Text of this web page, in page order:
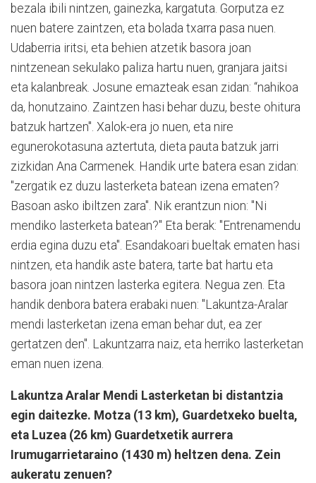
bezala ibili nintzen, gainezka, kargatuta. Gorputza ez
nuen batere zaintzen, eta bolada txarra pasa nuen.
Udaberria iritsi, eta behien atzetik basora joan
nintzenean sekulako paliza hartu nuen, granjara jaitsi
eta kalanbreak. Josune emazteak esan zidan: “nahikoa
da, honutzaino. Zaintzen hasi behar duzu, beste ohitura
batzuk hartzen". Xalok-era jo nuen, eta nire
egunerokotasuna aztertuta, dieta pauta batzuk jarri
zizkidan Ana Carmenek. Handik urte batera esan zidan:
"zergatik ez duzu lasterketa batean izena ematen?
Basoan asko ibiltzen zara". Nik erantzun nion: "Ni
mendiko lasterketa batean?" Eta berak: "Entrenamendu
erdia egina duzu eta". Esandakoari bueltak ematen hasi
nintzen, eta handik aste batera, tarte bat hartu eta
basora joan nintzen lasterka egitera. Negua zen. Eta
handik denbora batera erabaki nuen: "Lakuntza-Aralar
mendi lasterketan izena eman behar dut, ea zer
gertatzen den". Lakuntzarra naiz, eta herriko lasterketan
eman nuen izena.
Lakuntza Aralar Mendi Lasterketan bi distantzia
egin daitezke. Motza (13 km), Guardetxeko buelta,
eta Luzea (26 km) Guardetxetik aurrera
Irumugarrietaraino (1430 m) heltzen dena. Zein
aukeratu zenuen?